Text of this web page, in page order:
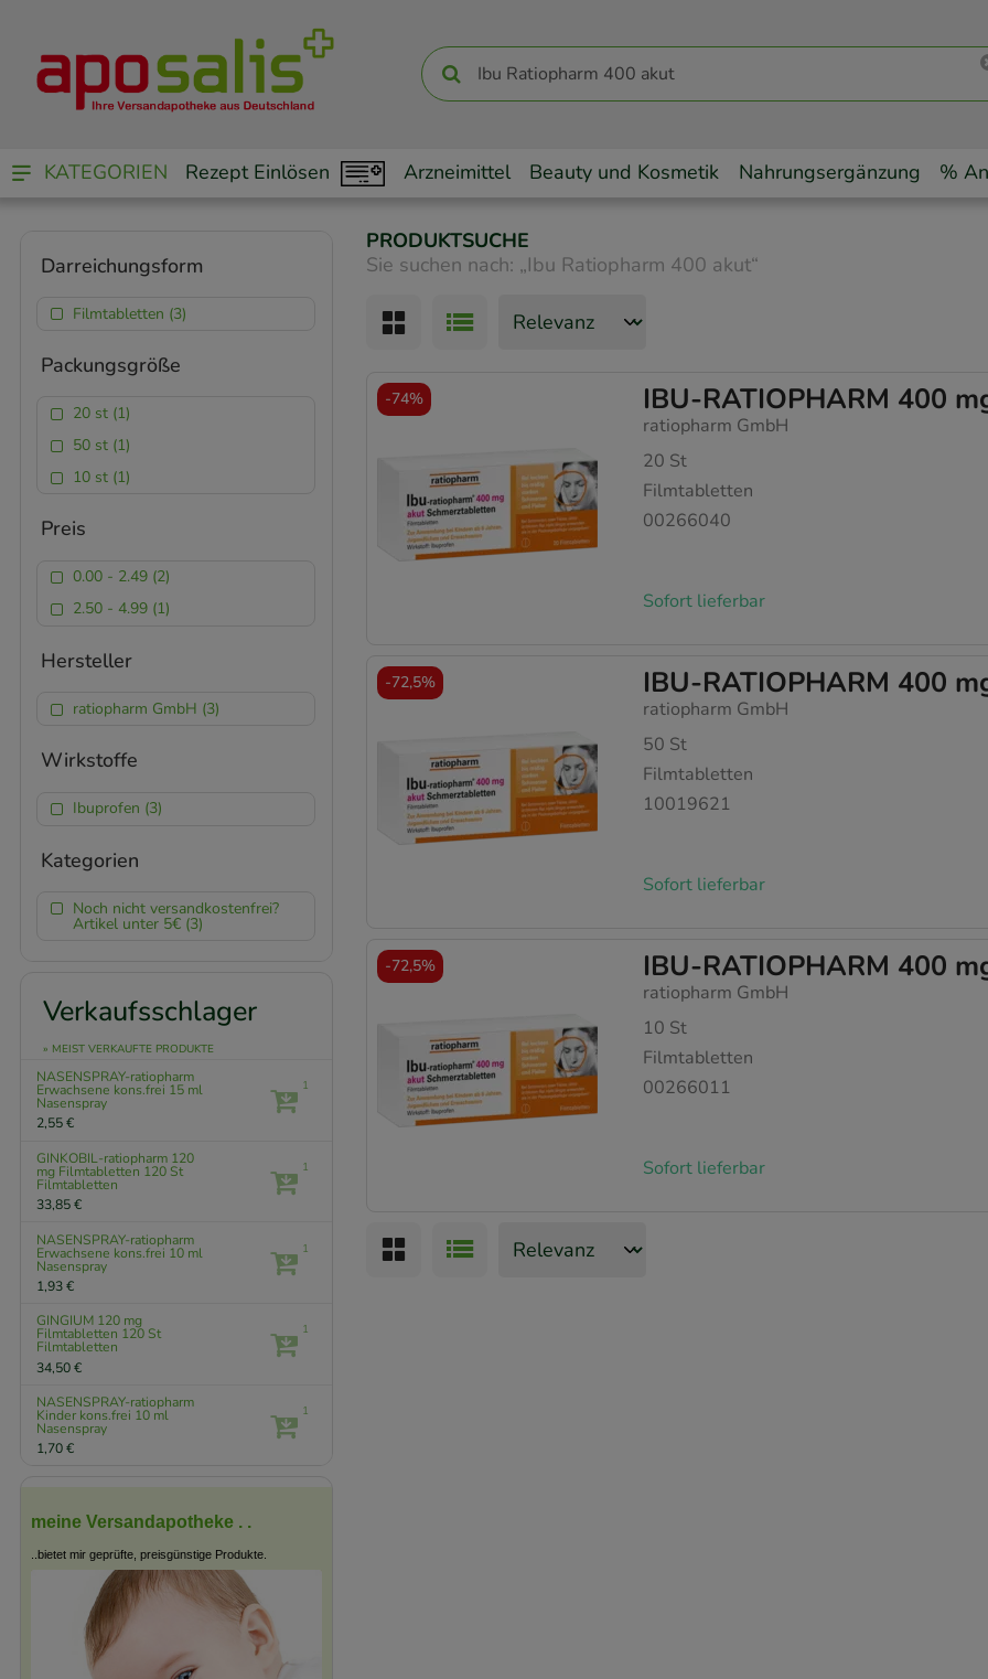
KATEGORIEN Rezept Einlösen Arzneimittel Beauty und Kosmetik Nahrungsergänzung %
PRODUKTSUCHE
Sie suchen nach: „Ibu Ratiopharm 400 akut“
IBU-RATIOPHARM 400
ratiopharm GmbH
20 St
Filmtabletten
00266040
Sofort lieferbar
-74%
IBU-RATIOPHARM 400
ratiopharm GmbH
50 St
Filmtabletten
10019621
Sofort lieferbar
-72,5%
IBU-RATIOPHARM 400
ratiopharm GmbH
10 St
Filmtabletten
00266011
Sofort lieferbar
-72,5%
Darreichungsform
Filmtabletten (3)
Packungsgröße
20 st (1)
50 st (1)
10 st (1)
Preis
0.00 - 2.49 (2)
2.50 - 4.99 (1)
Hersteller
ratiopharm GmbH (3)
Wirkstoffe
Ibuprofen (3)
Kategorien
Noch nicht versandkostenfrei?
Artikel unter 5€ (3)
Verkaufsschlager
» MEIST VERKAUFTE PRODUKTE
NASENSPRAY-ratiopharm
Erwachsene kons.frei 15 ml
Nasenspray
2,55 €
1
GINKOBIL-ratiopharm 120
mg Filmtabletten 120 St
Filmtabletten
33,85 €
1
NASENSPRAY-ratiopharm
Erwachsene kons.frei 10 ml
Nasenspray
1,93 €
1
GINGIUM 120 mg
Filmtabletten 120 St
Filmtabletten
34,50 €
1
NASENSPRAY-ratiopharm
Kinder kons.frei 10 ml
Nasenspray
1,70 €
1
meine Versandapotheke . .
..bietet mir geprüfte, preisgünstige Produkte.